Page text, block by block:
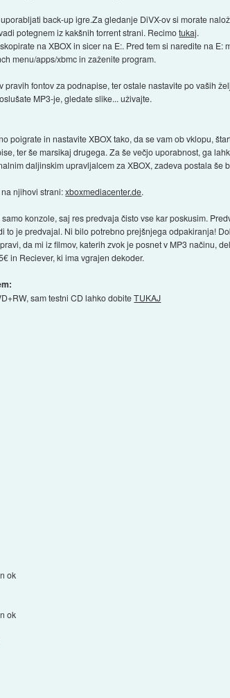
back-up igre.Za gledanje DiVX-ov si morate
potegnem iz kakšnih torrent strani. Recimotukaj.
na XBOX in sicer na E:. Pred tem si naredite na
menu/apps/xbmc in zaženite program.
pravih fontov za podnapise, ter ostale nastavite po vaših
MP3-je, gledate slike... uživajte.
poigrate in nastavite XBOX tako, da se vam ob vklopu,
ter še marsikaj drugega. Za še večjo uporabnost, ga
daljinskim upravljalcem za XBOX, zadeva postala
na njihovi strani:xboxmediacenter.de.
konzole, saj res predvaja čisto vse kar poskusim.
to je predvajal. Ni bilo potrebno prejšnjega odpakiranja!
da mi iz filmov, katerih zvok je posnet v MP3 načinu,
in Reciever, ki ima vgrajen dekoder.
sam testni CD lahko dobiteTUKAJ
ok
ok